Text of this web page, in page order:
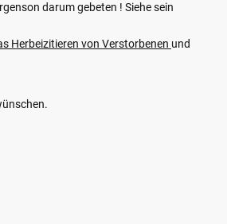
darum gebeten ! Siehe sein
Herbeizitieren von Verstorbenen und